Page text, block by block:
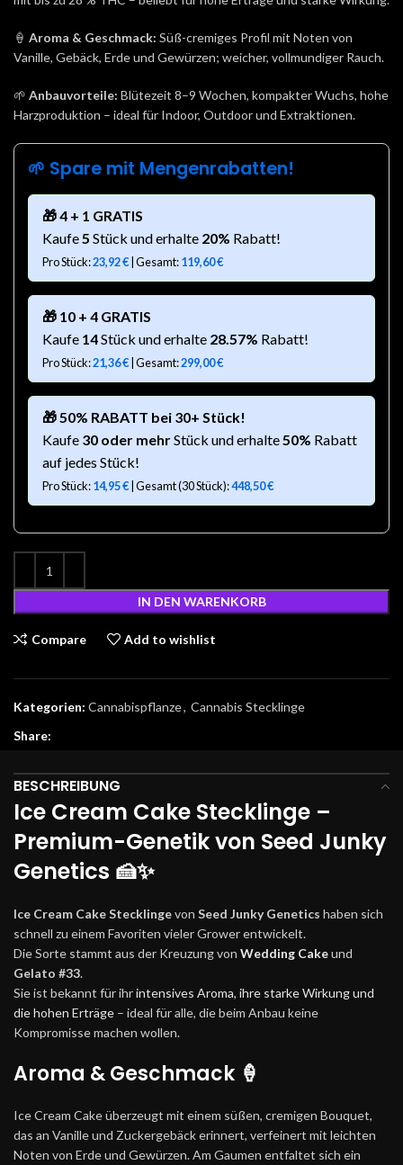
🍦 Aroma & Geschmack: Süß-cremiges Profil mit Noten von
Vanille, Gebäck, Erde und Gewürzen; weicher, vollmundiger Rauch.
🌱 Anbauvorteile: Blütezeit 8–9 Wochen, kompakter Wuchs, hohe
Harzproduktion – ideal für Indoor, Outdoor und Extraktionen.
🌱 Spare mit Mengenrabatten!
🎁 4 + 1 GRATIS
Kaufe5 Stück und erhalte 20% Rabatt!
Pro Stück:23,92€ | Gesamt:119,60€
🎁 10 + 4 GRATIS
Kaufe 14Stück und erhalte 28.57% Rabatt!
Pro Stück:21,36€ | Gesamt:299,00€
🎁 50% RABATT bei 30+ Stück!
Kaufe 30 oder mehrStück und erhalte50% Rabatt
auf jedes Stück!
Pro Stück:14,95€ | Gesamt (30 Stück):448,50€
IN DEN WARENKORB
Compare Add to wishlist
Kategorien: Cannabispflanze, Cannabis Stecklinge
Share:
BESCHREIBUNG
Ice Cream Cake Stecklinge –
Premium-Genetik von Seed Junky
Genetics 🍰✨
Ice Cream Cake Stecklingevon Seed Junky Genetics haben sich
schnell zu einem Favoriten vieler Grower entwickelt.
Die Sorte stammt aus der Kreuzung von Wedding Cakeund
Gelato #33.
Sie ist bekannt für ihrintensives Aroma, ihre starke Wirkung und
die hohen Erträge – ideal für alle, die beim Anbau keine
Kompromisse machen wollen.
Aroma & Geschmack 🍦
Ice Cream Cake überzeugt mit einem süßen, cremigen Bouquet,
das an Vanille und Zuckergebäck erinnert, verfeinert mit leichten
Noten von Erde und Gewürzen. Am Gaumen entfaltet sich ein